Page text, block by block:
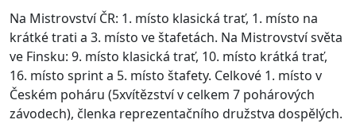
Na Mistrovství ČR: 1. místo klasická trať, 1. místo na
krátké trati a 3. místo ve štafetách. Na Mistrovství světa
ve Finsku: 9. místo klasická trať, 10. místo krátká trať,
16. místo sprint a 5. místo štafety. Celkové 1. místo v
Českém poháru (5xvítězství v celkem 7 pohárových
závodech), členka reprezentačního družstva dospělých.